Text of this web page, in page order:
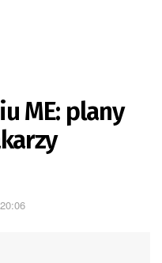
ME: plany